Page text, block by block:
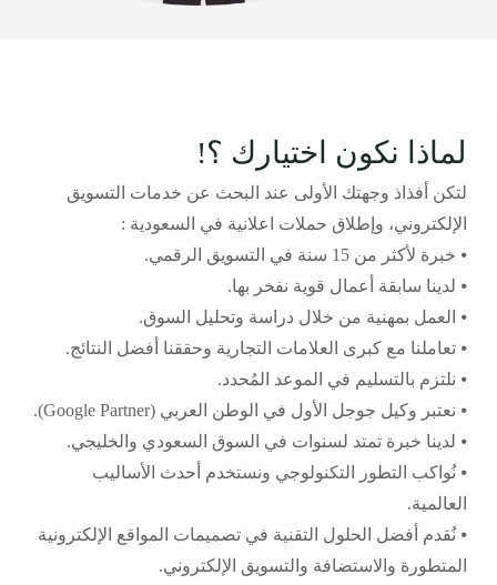
لماذا نكون اختيارك ؟!
لتكن أفذاذ وجهتك الأولى عند البحث عن خدمات التسويق
الإلكتروني، وإطلاق حملات اعلانية في السعودية :
⦁ خبرة لأكثر من 15 سنة في التسويق الرقمي.
⦁ لدينا سابقة أعمال قوية نفخر بها.
⦁ العمل بمهنية من خلال دراسة وتحليل السوق.
⦁ تعاملنا مع كبرى العلامات التجارية وحققنا أفضل النتائج.
⦁ نلتزم بالتسليم في الموعد المُحدد.
⦁ نعتبر وكيل جوجل الأول في الوطن العربي (Google Partner).
⦁ لدينا خبرة تمتد لسنوات في السوق السعودي والخليجي.
⦁ نُواكب التطور التكنولوجي ونستخدم أحدث الأساليب
العالمية.
⦁ نُقدم أفضل الحلول التقنية في تصميمات المواقع الإلكترونية
المتطورة والاستضافة والتسويق الإلكتروني.